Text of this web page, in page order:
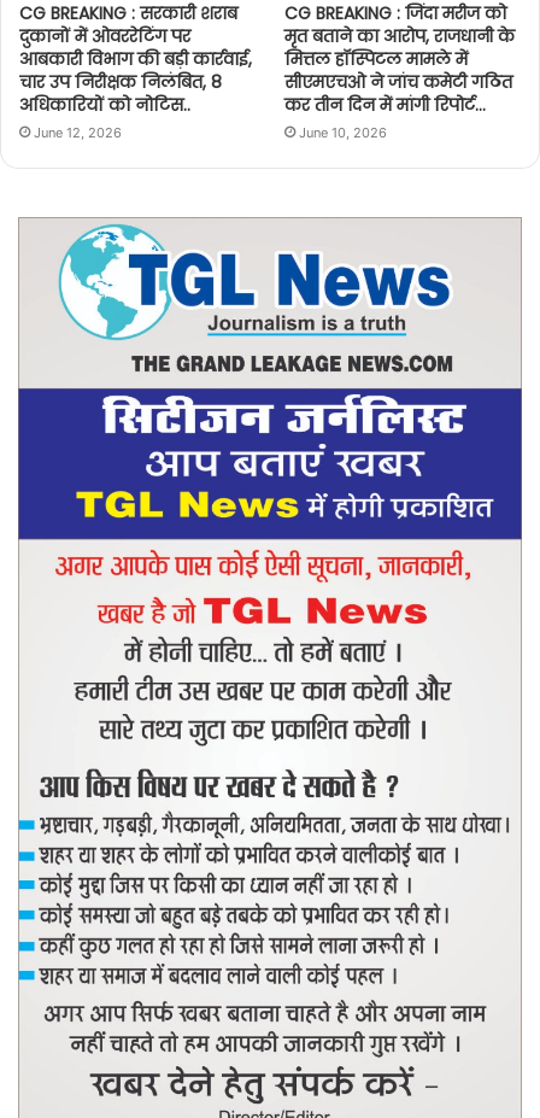
CG BREAKING : सरकारी शराब
दुकानों में ओवररेटिंग पर
आबकारी विभाग की बड़ी कार्रवाई,
चार उप निरीक्षक निलंबित, 8
अधिकारियों को नोटिस..
June 12, 2026
CG BREAKING : जिंदा मरीज को
मृत बताने का आरोप, राजधानी के
मित्तल हॉस्पिटल मामले में
सीएमएचओ ने जांच कमेटी गठित
कर तीन दिन में मांगी रिपोर्ट…
June 10, 2026